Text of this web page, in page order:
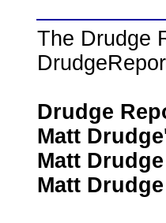
The Drudge
Drudge
Matt
Matt
Matt